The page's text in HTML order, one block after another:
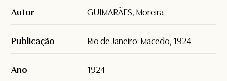
Autor GUIMARÃES, Moreira
Publicação Rio de Janeiro: Macedo, 1924
Ano 1924